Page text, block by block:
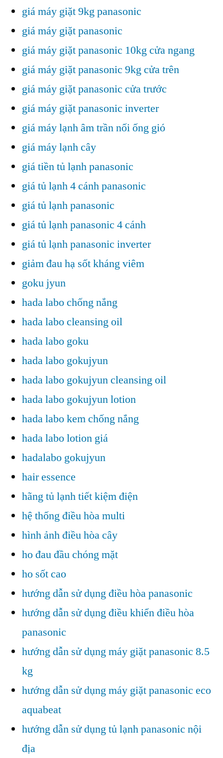
giá máy giặt 9kg panasonic
giá máy giặt panasonic
giá máy giặt panasonic 10kg cửa ngang
giá máy giặt panasonic 9kg cửa trên
giá máy giặt panasonic cửa trước
giá máy giặt panasonic inverter
giá máy lạnh âm trần nối ống gió
giá máy lạnh cây
giá tiền tủ lạnh panasonic
giá tủ lạnh 4 cánh panasonic
giá tủ lạnh panasonic
giá tủ lạnh panasonic 4 cánh
giá tủ lạnh panasonic inverter
giảm đau hạ sốt kháng viêm
goku jyun
hada labo chống nắng
hada labo cleansing oil
hada labo goku
hada labo gokujyun
hada labo gokujyun cleansing oil
hada labo gokujyun lotion
hada labo kem chống nắng
hada labo lotion giá
hadalabo gokujyun
hair essence
hãng tủ lạnh tiết kiệm điện
hệ thống điều hòa multi
hình ảnh điều hòa cây
ho đau đầu chóng mặt
ho sốt cao
hướng dẫn sử dụng điều hòa panasonic
hướng dẫn sử dụng điều khiển điều hòa
panasonic
hướng dẫn sử dụng máy giặt panasonic 8.5
kg
hướng dẫn sử dụng máy giặt panasonic eco
aquabeat
hướng dẫn sử dụng tủ lạnh panasonic nội
địa